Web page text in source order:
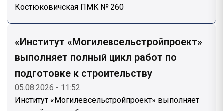
Костюковичская ПМК № 260
«Институт «Могилевсельстройпроект»
выполняет полный цикл работ по
подготовке к строительству
05.08.2026 - 11:52
Институт «Могилевсельстройпроект» выполняет